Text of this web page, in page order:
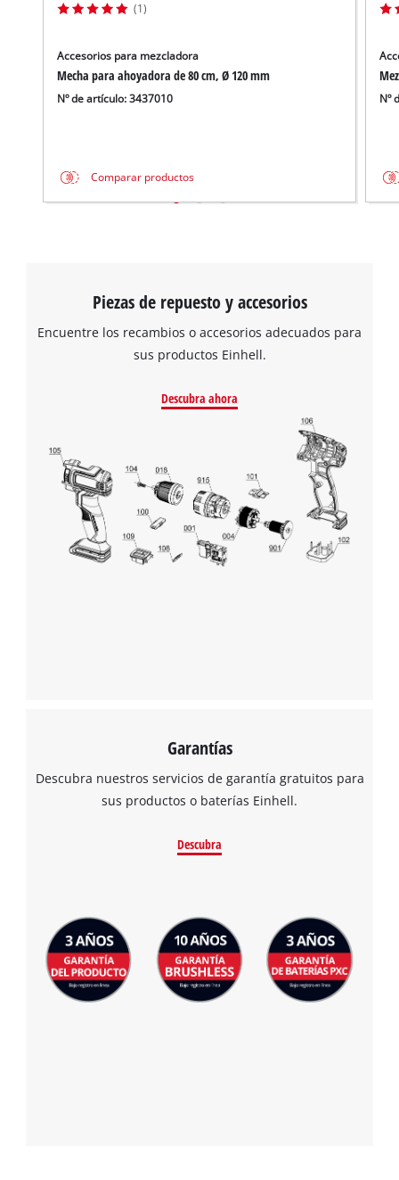
(1)
Accesorios para mezcladora
Mecha para ahoyadora de 80 cm, Ø 120 mm
Nº de artículo: 3437010
Comparar productos
Nº
Piezas de repuesto y accesorios
Encuentre los recambios o accesorios adecuados para
sus productos Einhell.
Descubra ahora
Garantías
Descubra nuestros servicios de garantía gratuitos para
sus productos o baterías Einhell.
Descubra